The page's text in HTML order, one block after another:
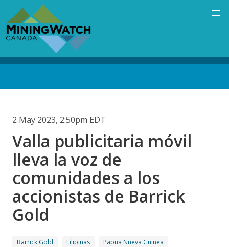
main
content
2 May 2023, 2:50pm EDT
Valla publicitaria móvil
lleva la voz de
comunidades a los
accionistas de Barrick
Gold
Barrick Gold Filipinas
Papua Nueva Guinea